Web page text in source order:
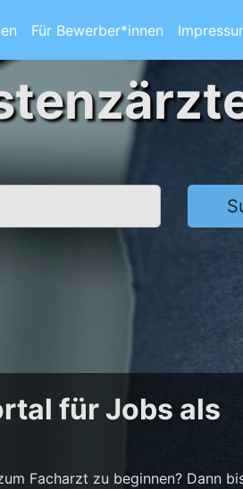
Für Bewerber*innen
für Jobs als
Facharzt zu beginnen? Dann